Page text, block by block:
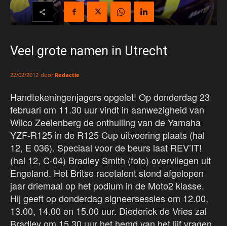
Veel grote namen in Utrecht
22/02/2012 door Redactie
Handtekeningenjagers opgelet! Op donderdag 23
februari om 11.30 uur vindt in aanwezigheid van
Wilco Zeelenberg de onthulling van de Yamaha
YZF-R125 in de R125 Cup uitvoering plaats (hal
12, E 036). Speciaal voor de beurs laat REV’IT!
(hal 12, C-04) Bradley Smith (foto) overvliegen uit
Engeland. Het Britse racetalent stond afgelopen
jaar driemaal op het podium in de Moto2 klasse.
Hij geeft op donderdag signeersessies om 12.00,
13.00, 14.00 en 15.00 uur. Diederick de Vries zal